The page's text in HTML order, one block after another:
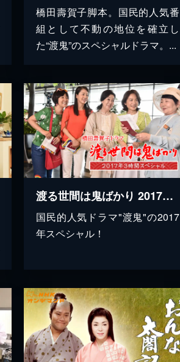
橋田壽賀子脚本。国民的人気番
組として不動の地位を確立し
た“渡鬼”のスペシャルドラマ。...
渡る世間は鬼ばかり 2017年3時間スペシャル(橋田壽賀子ドラマ)
国民的人気ドラマ"渡鬼"の2017
年スペシャル！